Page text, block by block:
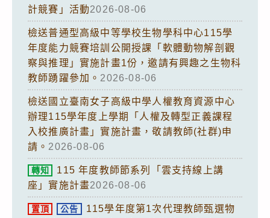
計競賽」活動2026-08-06
檢送普通型高級中等學校生物學科中心115學
年度能力競賽培訓公開授課「軟體動物解剖觀
察與推理」實施計畫1份，邀請有興趣之生物科
教師踴躍參加。 2026-08-06
檢送國立臺南女子高級中學人權教育資源中心
辦理115學年度上學期「人權及轉型正義課程
入校推廣計畫」實施計畫，敬請教師(社群)申
請。 2026-08-06
轉知
115 年度教師節系列「雲支持線上講
座」實施計畫2026-08-06
置頂 公告
115學年度第1次代理教師甄選物